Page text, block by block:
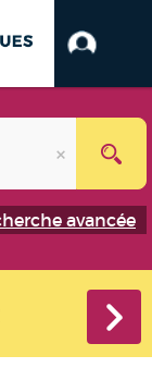
avancée